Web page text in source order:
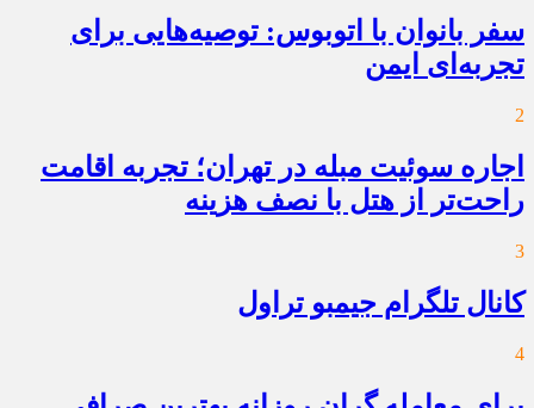
سفر بانوان با اتوبوس: توصیه‌هایی برای
تجربه‌ای ایمن
2
اجاره سوئیت مبله در تهران؛ تجربه اقامت
راحت‌تر از هتل با نصف هزینه
3
کانال تلگرام جیمبو تراول
4